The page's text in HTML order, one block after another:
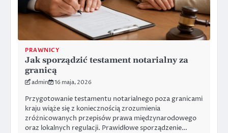
PRAWNICY
Jak sporządzić testament notarialny za
granicą
admin 16 maja, 2026
Przygotowanie testamentu notarialnego poza granicami
kraju wiąże się z koniecznością zrozumienia
zróżnicowanych przepisów prawa międzynarodowego
oraz lokalnych regulacji. Prawidłowe sporządzenie…